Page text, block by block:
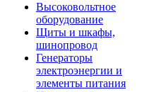
Высоковольтное
оборудование
Щиты и шкафы,
шинопровод
Генераторы
электроэнергии и
элементы питания